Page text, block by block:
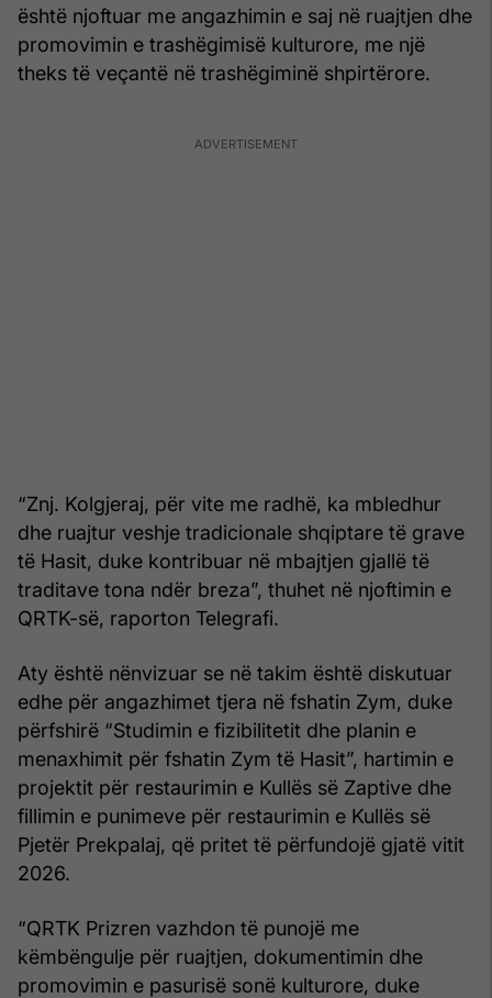
është njoftuar me angazhimin e saj në ruajtjen dhe
promovimin e trashëgimisë kulturore, me një
theks të veçantë në trashëgiminë shpirtërore.
“Znj. Kolgjeraj, për vite me radhë, ka mbledhur
dhe ruajtur veshje tradicionale shqiptare të grave
të Hasit, duke kontribuar në mbajtjen gjallë të
traditave tona ndër breza”, thuhet në njoftimin e
QRTK-së, raporton Telegrafi.
Aty është nënvizuar se në takim është diskutuar
edhe për angazhimet tjera në fshatin Zym, duke
përfshirë “Studimin e fizibilitetit dhe planin e
menaxhimit për fshatin Zym të Hasit”, hartimin e
projektit për restaurimin e Kullës së Zaptive dhe
fillimin e punimeve për restaurimin e Kullës së
Pjetër Prekpalaj, që pritet të përfundojë gjatë vitit
2026.
“QRTK Prizren vazhdon të punojë me
këmbëngulje për ruajtjen, dokumentimin dhe
promovimin e pasurisë sonë kulturore, duke